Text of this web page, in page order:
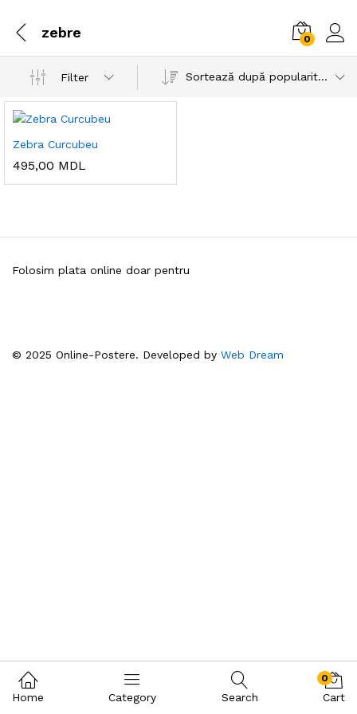
zebre 0
Filter Sortează după popularitatea vânzărilor
Zebra Curcubeu
495,00 MDL
© 2025 Online-Postere. Developed by Web Dream
Folosim plata online doar pentru
Home Category Search
0
Cart